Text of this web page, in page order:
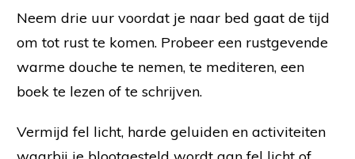
Neem drie uur voordat je naar bed gaat de tijd
om tot rust te komen. Probeer een rustgevende
warme douche te nemen, te mediteren, een
boek te lezen of te schrijven.
Vermijd fel licht, harde geluiden en activiteiten